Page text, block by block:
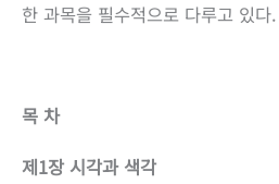
한 과목을 필수적으로 다루고 있다.
목 차
제1장 시각과 색각